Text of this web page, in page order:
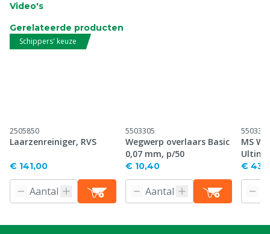
Video's
Gerelateerde producten
Schippers' keuze
2505850
Laarzenreiniger, RVS
€ 141,00
5503305
Wegwerp overlaars Basic
0,07 mm, p/50
€ 10,40
5503306
MS
€